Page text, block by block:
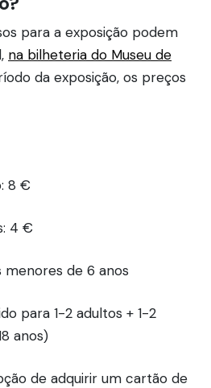
para a exposição podem
na bilheteria do Museu de
da exposição, os preços
8 €
4 €
de 6 anos
para 1-2 adultos + 1-2
anos)
de adquirir um cartão de